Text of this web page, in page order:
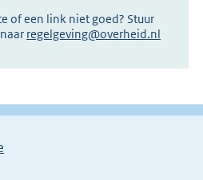
of een link niet goed? Stuur
regelgeving@overheid.nl